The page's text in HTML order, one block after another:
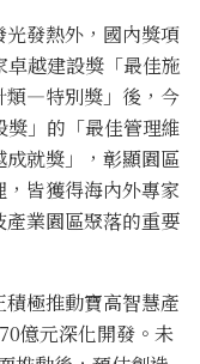
發熱外，國內獎項
越建設獎「最佳施
類—特別獎」後，今
」的「最佳管理維
就獎」，彰顯園區
皆獲得海內外專家
業園區聚落的重要
極推動寶高智慧產
億元深化開發。未